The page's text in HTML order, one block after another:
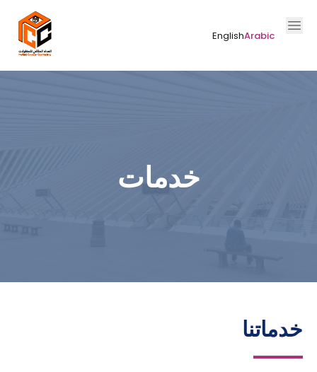
EnglishArabic
خدمات
خدماتنا